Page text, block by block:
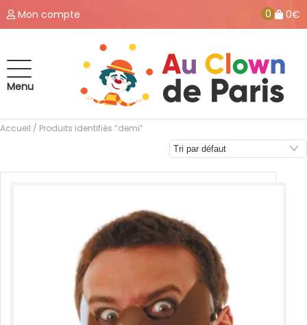
Mon compte 0 0€
Menu
Accueil / Produits identifiés “demi”